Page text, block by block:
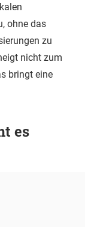
ohne das
zu
nicht zum
bringt eine
es